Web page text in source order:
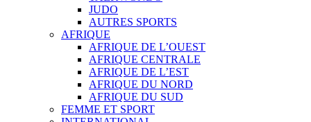
JUDO
AUTRES SPORTS
AFRIQUE
AFRIQUE DE L’OUEST
AFRIQUE CENTRALE
AFRIQUE DE L’EST
AFRIQUE DU NORD
AFRIQUE DU SUD
FEMME ET SPORT